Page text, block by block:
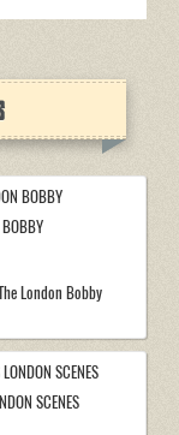
BOBBY
London Bobby
SCENES